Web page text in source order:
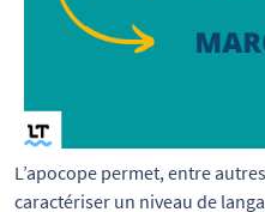
L’apocope permet, entre
caractériser un niveau de